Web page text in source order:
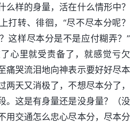
么样的身量，活在什么情形中？
打转、徘徊，“尽不尽本分呢？
这样尽本分是不是应付糊弄？”
心里就受责备了，就感觉亏欠
痛哭流泪地向神表示要好好尽本
两天又消极了，不想尽本分了，
。这是有身量还是没身量？（没
用交通怎么忠心尽本分，尽本分